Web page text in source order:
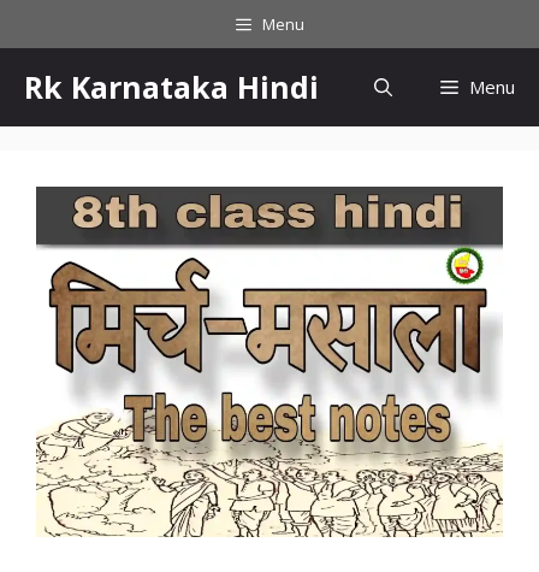
Menu
Rk Karnataka Hindi Menu